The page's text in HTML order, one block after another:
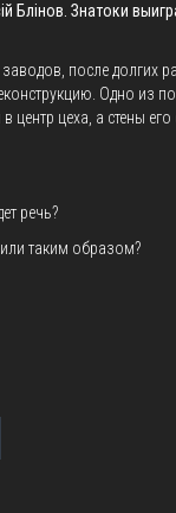
Блінов. Знатоки
после долгих
Одно из
центр цеха, а стены его
речь?
таким образом?